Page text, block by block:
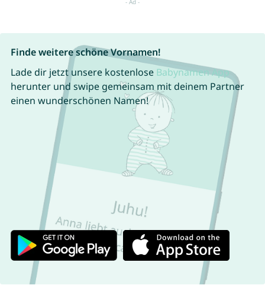
Finde weitere schöne Vornamen!
Lade dir jetzt unsere kostenlose Babynamen App
herunter und swipe gemeinsam mit deinem Partner
einen wunderschönen Namen!